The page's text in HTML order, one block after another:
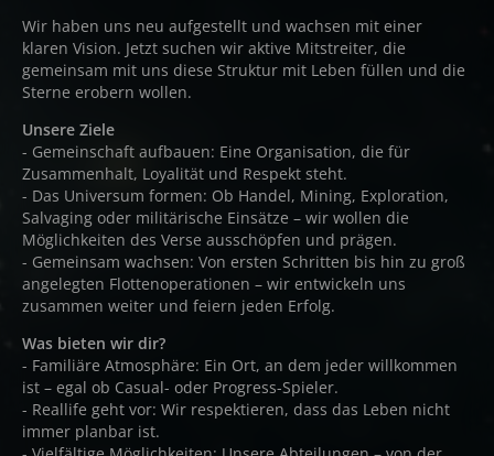
Wir haben uns neu aufgestellt und wachsen mit einer
klaren Vision. Jetzt suchen wir aktive Mitstreiter, die
gemeinsam mit uns diese Struktur mit Leben füllen und die
Sterne erobern wollen.
Unsere Ziele
- Gemeinschaft aufbauen: Eine Organisation, die für
Zusammenhalt, Loyalität und Respekt steht.
- Das Universum formen: Ob Handel, Mining, Exploration,
Salvaging oder militärische Einsätze – wir wollen die
Möglichkeiten des Verse ausschöpfen und prägen.
- Gemeinsam wachsen: Von ersten Schritten bis hin zu groß
angelegten Flottenoperationen – wir entwickeln uns
zusammen weiter und feiern jeden Erfolg.
Was bieten wir dir?
- Familiäre Atmosphäre: Ein Ort, an dem jeder willkommen
ist – egal ob Casual- oder Progress-Spieler.
- Reallife geht vor: Wir respektieren, dass das Leben nicht
immer planbar ist.